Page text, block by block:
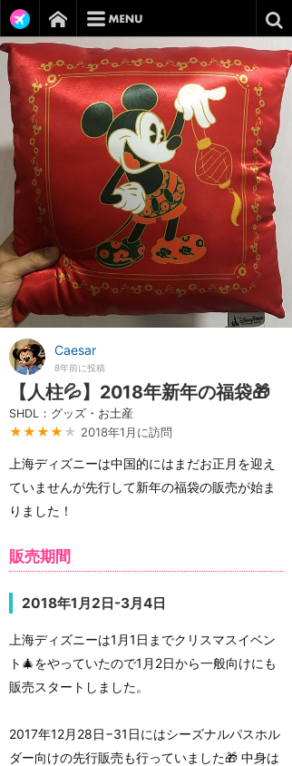
Caesar
8年前に投稿
【人柱💦】2018年新年の福袋🎁
SHDL：グッズ・お土産
★★★★ ★ 2018年1月に訪問
上海ディズニーは中国的にはまだお正月を迎え
ていませんが先行して新年の福袋の販売が始ま
りました！
販売期間
2018年1月2日-3月4日
上海ディズニーは1月1日までクリスマスイベン
ト🎄をやっていたので1月2日から一般向けにも
販売スタートしました。
2017年12月28日−31日にはシーズナルパスホル
ダー向けの先行販売も行っていました🎁 中身は